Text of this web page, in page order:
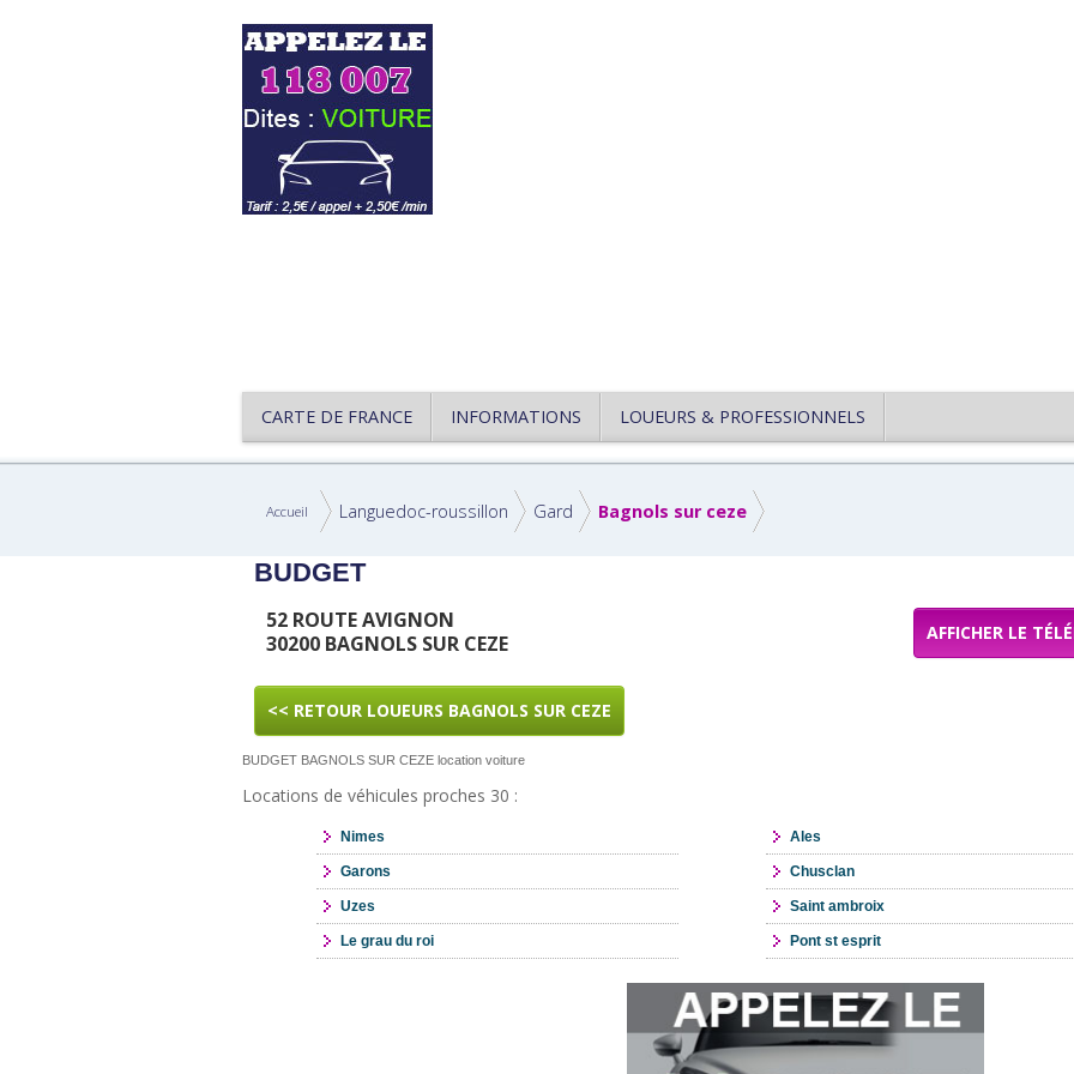
CARTE DE FRANCE INFORMATIONS LOUEURS & PROFESSIONNELS
Accueil Languedoc-roussillon Gard Bagnols sur ceze
BUDGET
52 ROUTE AVIGNON
30200 BAGNOLS SUR CEZE
AFFICHER LE
<< RETOUR LOUEURS BAGNOLS SUR CEZE
BUDGET BAGNOLS SUR CEZE location voiture
Locations de véhicules proches 30 :
Nimes Ales
Garons Chusclan
Uzes Saint ambroix
Le grau du roi Pont st esprit